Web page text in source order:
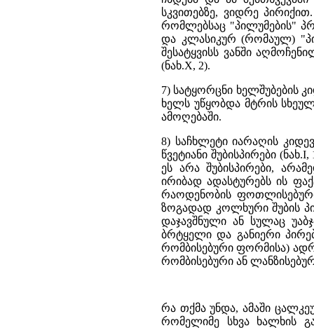
სკვითებზე, ვიდრე
რომლებსაც "პილუმების"
და კლასიკურ (რომაულ)
შესატყვისს ვანში
(ნახ.X, 2).
7) სატყორცნი ხელშუბების
ხელს უწყობდა მტრის
ამოღებაში.
8) საჩხლეტი იარაღის
წვეტიანი შუბისპირები
ეს არა შუბისპირები,
ირიბად ადასტურებს ის
რაოდენობის ფოთლისებური,
ზოგადად კოლხური შუბის
დაჯავშნული ან სულაც
ბრტყელი და განიერი
რომბისებური ფორმისა)
რომბისებური ან
რა თქმა უნდა, ამაში
რომელიმე სხვა ხალხის